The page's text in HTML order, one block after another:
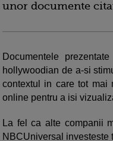
unor documente
Documentele
hollywoodian de a-si
contextul in care tot mai
online pentru a isi
La fel ca alte companii
NBCUniversal investeste